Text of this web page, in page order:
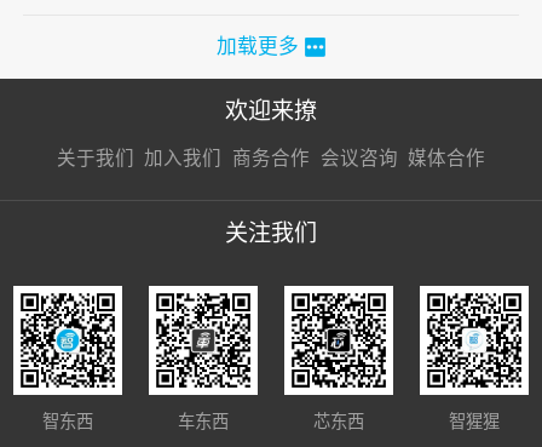
加载更多
欢迎来撩
关于我们 加入我们
接扔简历
商务合作
接开聊
会议咨询 媒体合作
接开聊
关注我们
智东西 车东西 芯东西 智猩猩